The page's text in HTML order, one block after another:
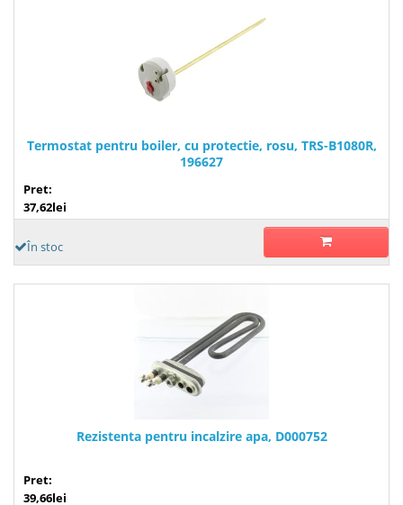
Termostat pentru boiler, cu protectie, rosu, TRS-B1080R,
196627
Pret:
37,62lei
În stoc
Rezistenta pentru incalzire apa, D000752
Pret:
39,66lei